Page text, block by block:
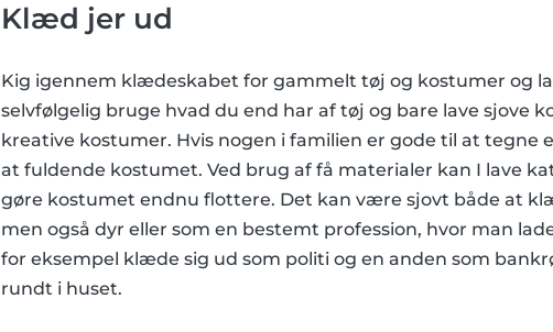
Klæd jer ud
Kig igennem klædeskabet for gammelt tøj og kostumer og
selvfølgelig bruge hvad du end har af tøj og bare lave sjove
kreative kostumer. Hvis nogen i familien er gode til at
at fuldende kostumet. Ved brug af få materialer kan I lave
gøre kostumet endnu flottere. Det kan være sjovt både at
men også dyr eller som en bestemt profession, hvor man
for eksempel klæde sig ud som politi og en anden som
rundt i huset.